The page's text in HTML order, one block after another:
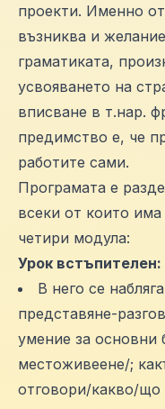
проекти. Именно
възниква и
граматиката,
усвояването на
вписване в т.нар.
предимство е, че
работите сами.
Програмата е
всеки от които
четири модула:
Урок встъпителен:
В него се
представяне-
умение за основни
местоживеене/;
отговори/какво/що